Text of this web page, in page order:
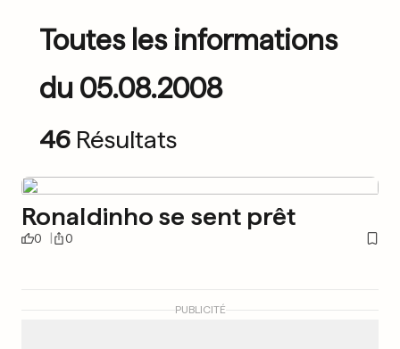
Toutes les informations
du 05.08.2008
46 Résultats
Ronaldinho se sent prêt
0 0
PUBLICITÉ